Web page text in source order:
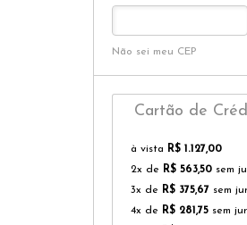
Não sei meu CEP
Cartão de
à vista R$ 1.127,00
2x de R$ 563,50 sem
3x de R$ 375,67 sem
4x de R$ 281,75 sem